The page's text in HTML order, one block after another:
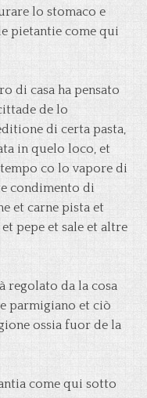
lo stomaco e
pietantie come qui
di casa ha pensato
de lo
di certa pasta,
in quelo loco, et
co lo vapore di
condimento di
et carne pista et
pepe et sale et altre
regolato da la cosa
parmigiano et ciò
ossia fuor de la
come qui sotto